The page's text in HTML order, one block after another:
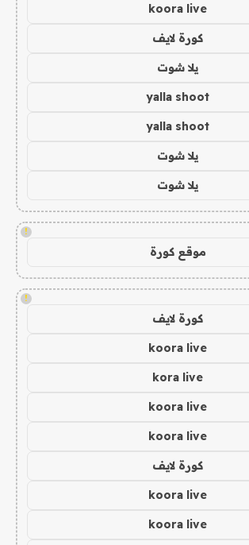
koora live
كورة لايف
يلا شوت
yalla shoot
yalla shoot
يلا شوت
يلا شوت
!
موقع كورة
!
كورة لايف
koora live
kora live
koora live
koora live
كورة لايف
koora live
koora live